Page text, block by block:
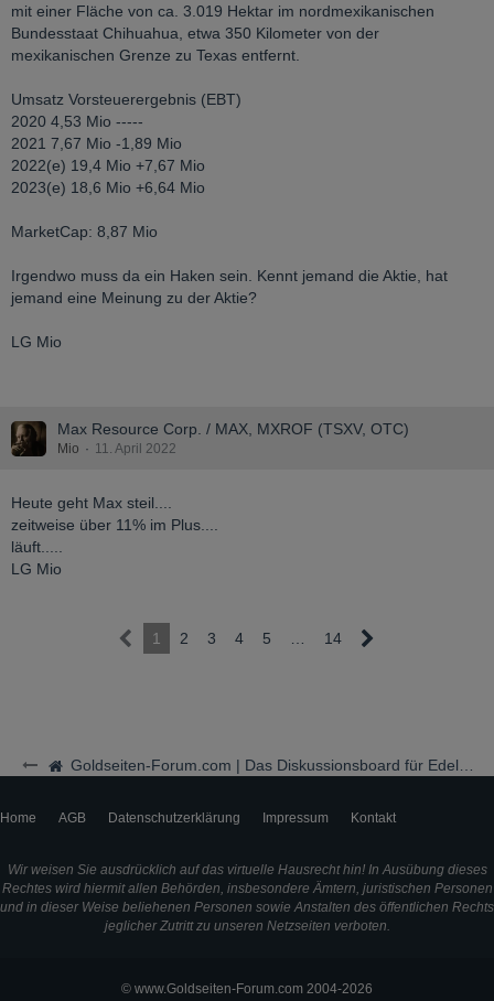
Goldseiten-Forum.com | Das Diskussionsboard für Edelmetalle & Rohstoffe
mit einer Fläche von ca. 3.019 Hektar im nordmexikanischen
Bundesstaat Chihuahua, etwa 350 Kilometer von der
mexikanischen Grenze zu Texas entfernt.
Umsatz Vorsteuerergebnis (EBT)
2020 4,53 Mio -----
2021 7,67 Mio -1,89 Mio
2022(e) 19,4 Mio +7,67 Mio
2023(e) 18,6 Mio +6,64 Mio
MarketCap: 8,87 Mio
Irgendwo muss da ein Haken sein. Kennt jemand die Aktie, hat
jemand eine Meinung zu der Aktie?
LG Mio
Max Resource Corp. / MAX, MXROF (TSXV, OTC)
Mio 11. April 2022
Heute geht Max steil....
zeitweise über 11% im Plus....
läuft.....
LG Mio
1 2 3 4 5 … 14
Home AGB Datenschutzerklärung Impressum Kontakt
Wir weisen Sie ausdrücklich auf das virtuelle Hausrecht hin! In Ausübung dieses
Rechtes wird hiermit allen Behörden, insbesondere Ämtern, juristischen Personen
und in dieser Weise beliehenen Personen sowie Anstalten des öffentlichen Rechts
jeglicher Zutritt zu unseren Netzseiten verboten.
© www.Goldseiten-Forum.com 2004-2026